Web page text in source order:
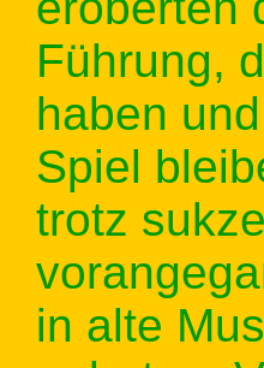
Führung,
haben
Spiel
trotz
in alte